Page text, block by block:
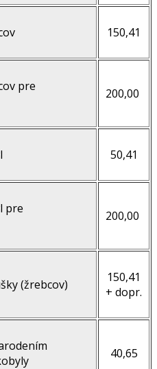
150,41
pre
200,00
50,41
pre
200,00
(žrebcov)
150,41
+ dopr.
40,65